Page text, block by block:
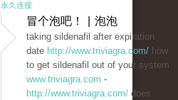
永久连接
冒个泡吧！ | 泡泡
taking sildenafil after expiration
date http://www.triviagra.com/ how
to get sildenafil out of your system
www.triviagra.com -
http://www.triviagra.com/ does